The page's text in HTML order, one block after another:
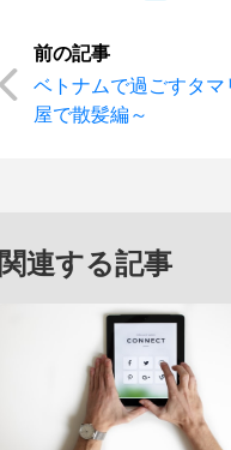
ベトナムで過ごすタ
屋で散髪編～
関連する記事